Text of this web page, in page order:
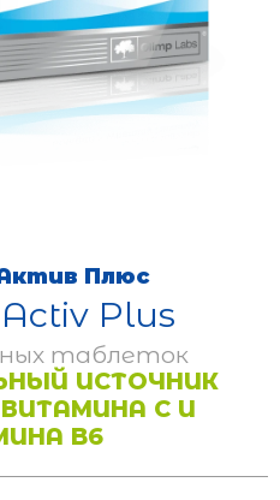
Плюс
Plus
таблеток
ИСТОЧНИК
C И
B6